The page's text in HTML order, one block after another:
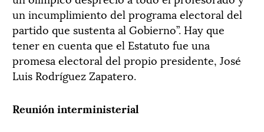
un incumplimiento del programa electoral del
partido que sustenta al Gobierno”. Hay que
tener en cuenta que el Estatuto fue una
promesa electoral del propio presidente, José
Luis Rodríguez Zapatero.
Reunión interministerial